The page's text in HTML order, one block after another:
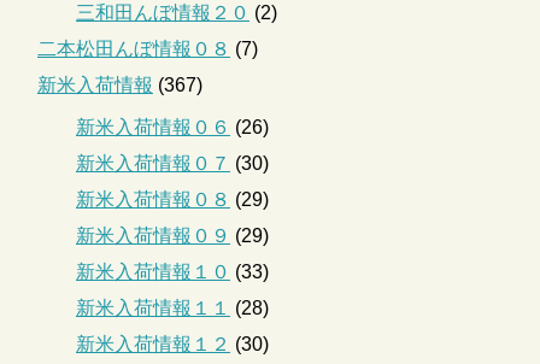
三和田んぼ情報２０ (2)
二本松田んぼ情報０８ (7)
新米入荷情報 (367)
新米入荷情報０６ (26)
新米入荷情報０７ (30)
新米入荷情報０８ (29)
新米入荷情報０９ (29)
新米入荷情報１０ (33)
新米入荷情報１１
(28)
新米入荷情報１２ (30)